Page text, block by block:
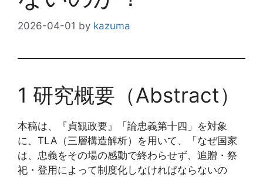
2026-04-01 by kazuma
1 研究概要（Abstract）
本稿は、『貞観政要』「論忠義第十四」を対象
に、TLA（三層構造解析）を用いて、「なぜ国家
は、忠義をその場の感動で終わらせず、追贈・祭
祀・登用によって制度化しなければならないの